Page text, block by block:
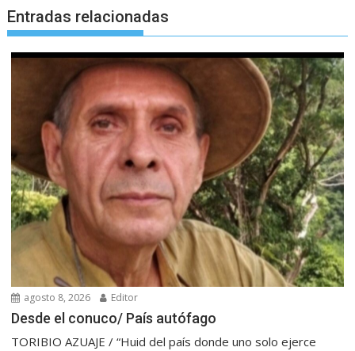
Entradas relacionadas
agosto 8, 2026 Editor
Desde el conuco/ País autófago
TORIBIO AZUAJE / “Huid del país donde uno solo ejerce